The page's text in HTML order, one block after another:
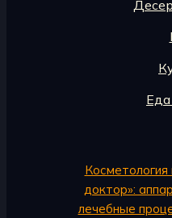
доктор»:
лечебные